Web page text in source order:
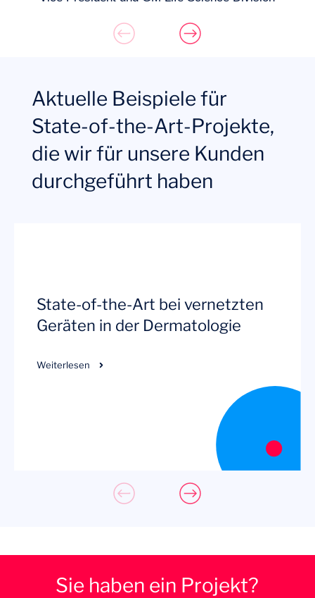
Aktuelle Beispiele für
State-of-the-Art-Projekte,
die wir für unsere Kunden
durchgeführt haben
State-of-the-Art bei vernetzten
Geräten in der Dermatologie
Weiterlesen
Sie haben ein Projekt?